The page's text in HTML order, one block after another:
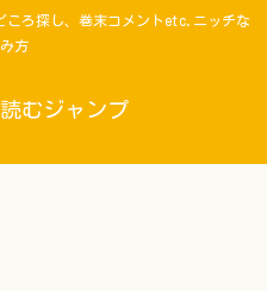
ころ探し、巻末コメントetc.ニッチな
方
むジャンプ